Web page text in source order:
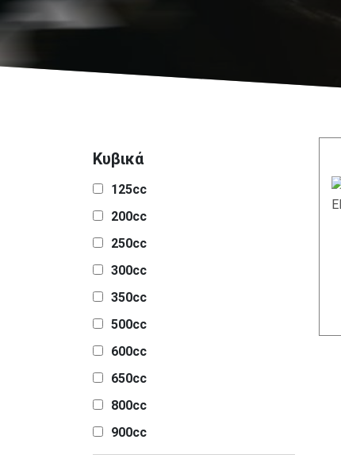
Κυβικά
125cc
200cc
250cc
300cc
350cc
500cc
600cc
650cc
800cc
900cc